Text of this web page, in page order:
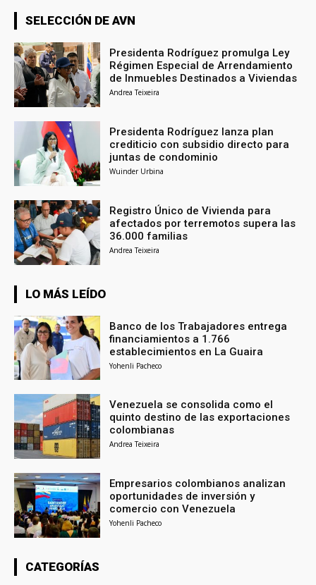
SELECCIÓN DE AVN
Presidenta Rodríguez promulga Ley
Régimen Especial de Arrendamiento
de Inmuebles Destinados a Viviendas
Andrea Teixeira
Presidenta Rodríguez lanza plan
crediticio con subsidio directo para
juntas de condominio
Wuinder Urbina
Registro Único de Vivienda para
afectados por terremotos supera las
36.000 familias
Andrea Teixeira
LO MÁS LEÍDO
Banco de los Trabajadores entrega
financiamientos a 1.766
establecimientos en La Guaira
Yohenli Pacheco
Venezuela se consolida como el
quinto destino de las exportaciones
colombianas
Andrea Teixeira
Empresarios colombianos analizan
oportunidades de inversión y
comercio con Venezuela
Yohenli Pacheco
CATEGORÍAS